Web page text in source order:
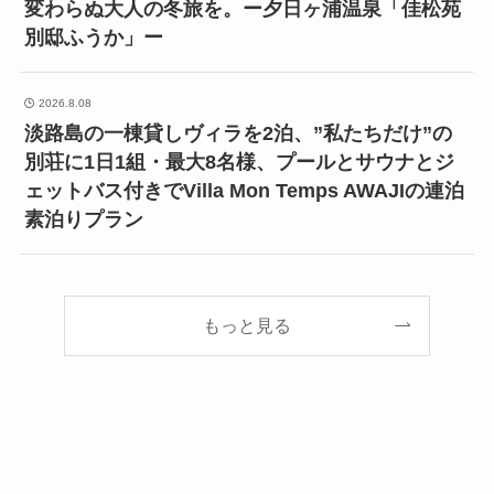
変わらぬ大人の冬旅を。ー夕日ヶ浦温泉「佳松苑
別邸ふうか」ー
2026.8.08
淡路島の一棟貸しヴィラを2泊、”私たちだけ”の
別荘に1日1組・最大8名様、プールとサウナとジ
ェットバス付きでVilla Mon Temps AWAJIの連泊
素泊りプラン
もっと見る